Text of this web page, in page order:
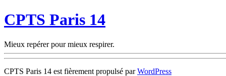
CPTS Paris 14
Mieux repérer pour mieux respirer.
CPTS Paris 14 est fièrement propulsé parWordPress